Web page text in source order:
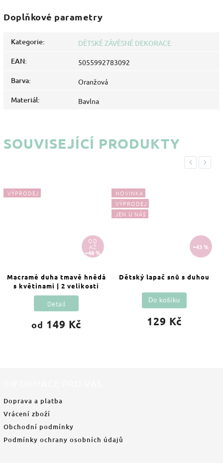
Doplňkové parametry
Kategorie: DĚTSKÉ ZÁVĚSNÉ DEKORACE
EAN: 5055992783092
Barva: Oranžová
Materiál: Bavlna
SOUVISEJÍCÍ PRODUKTY
Previous
VÝPRODEJ
OD
AŽ
–48 %
Macramé duha tmavě hnědá
s květinami | 2 velikosti
od 149 Kč
Detail
NOVINKA
VÝPRODEJ
JEN U NÁS
–43 %
Dětský lapač snů s duhou
129 Kč
Do košíku
Next
Doprava a platba
Vrácení zboží
Obchodní podmínky
Podmínky ochrany osobních údajů